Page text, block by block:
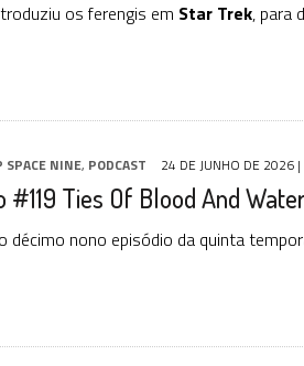
os ferengis em Star Trek, para
SPACE NINE, PODCAST 24 DE JUNHO DE 2026 |
#119 Ties Of Blood And
décimo nono episódio da quinta